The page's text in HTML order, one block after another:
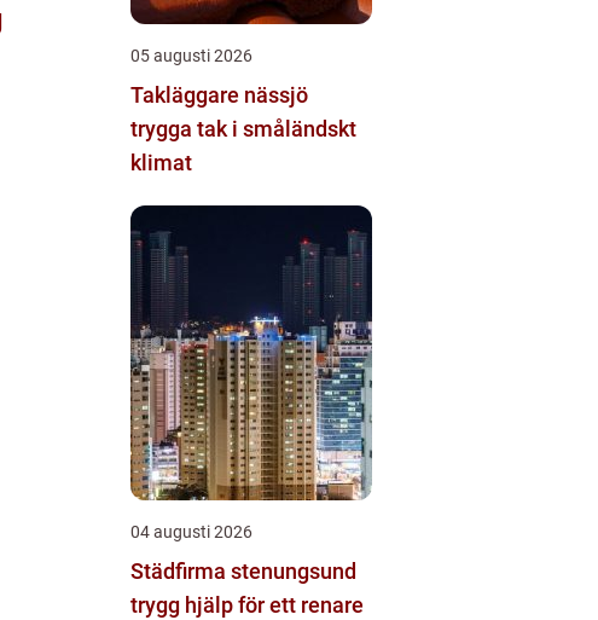
05 augusti 2026
Takläggare nässjö
trygga tak i småländskt
klimat
04 augusti 2026
Städfirma stenungsund
trygg hjälp för ett renare